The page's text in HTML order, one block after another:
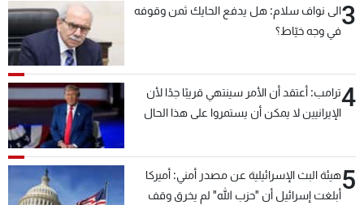
3الى نواف سلام: هل يدفع الحايك ثمن وقوفه
في وجه خيّاط؟
4ترامب: أعتقد أن الأمر سينتهي قريبًا جدًا لأن
الإيرانيين لا يمكن أن يستمروا على هذا الحال
5هيئة البث الإسرائيلية عن مصدر أمني: أميركا
أبلغت إسرائيل أن "حزب الله" لم يخرق وقف